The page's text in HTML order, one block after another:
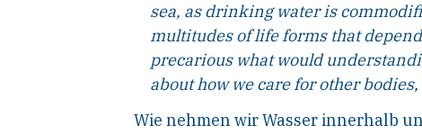
sea, as drinking water is
multitudes of life forms that
precarious what would
about how we care for other
Wie nehmen wir Wasser innerhalb